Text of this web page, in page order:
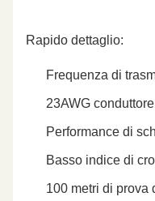
Rapido dettaglio:
Frequenza di
23AWG
Performance di
Basso indice di
100 metri di prova